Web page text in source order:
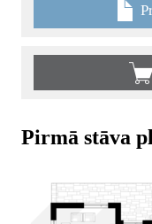
Pirmā stāva